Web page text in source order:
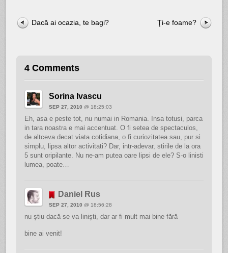
Dacă ai ocazia, te bagi? Ţi-e foame?
4 Comments
Sorina Ivascu
SEP 27, 2010 @ 18:25:03
Eh, asa e peste tot, nu numai in Romania. Insa totusi, parca
in tara noastra e mai accentuat. O fi setea de spectaculos,
de altceva decat viata cotidiana, o fi curiozitatea sau, pur si
simplu, lipsa altor activitati? Dar, intr-adevar, stirile de la ora
5 sunt oripilante. Nu ne-am putea oare lipsi de ele? S-o linisti
lumea, poate…
Daniel Rus
SEP 27, 2010 @ 18:56:28
nu ştiu dacă se va linişti, dar ar fi mult mai bine fără
bine ai venit!